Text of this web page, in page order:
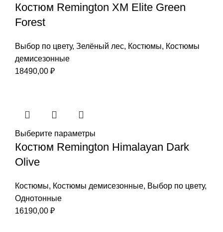
Костюм Remington XM Elite Green
Forest
Выбор по цвету, Зелёный лес, Костюмы, Костюмы
демисезонные
18490,00 ₽
Выберите параметры
Костюм Remington Himalayan Dark
Olive
Костюмы, Костюмы демисезонные, Выбор по цвету,
Однотонные
16190,00 ₽